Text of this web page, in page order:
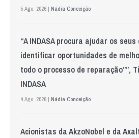
5 Ago. 2026 | Nádia Conceição
“A INDASA procura ajudar os
identificar oportunidades de
todo o processo de reparação””,
INDASA
4 Ago. 2026 | Nádia Conceição
Acionistas da AkzoNobel e da